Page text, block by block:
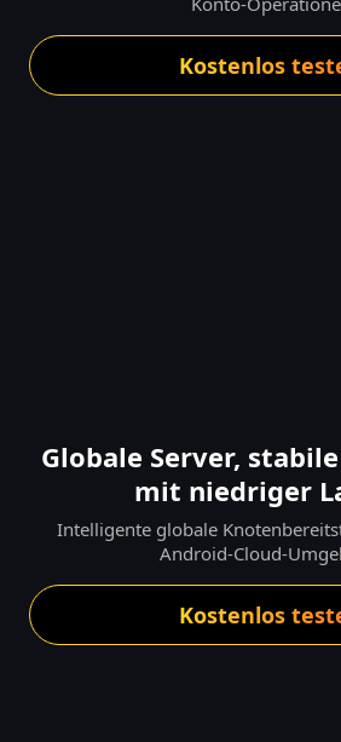
Kostenlos
Globale Server,
mit niedriger
Intelligente globale
Android-Cloud-
Kostenlos